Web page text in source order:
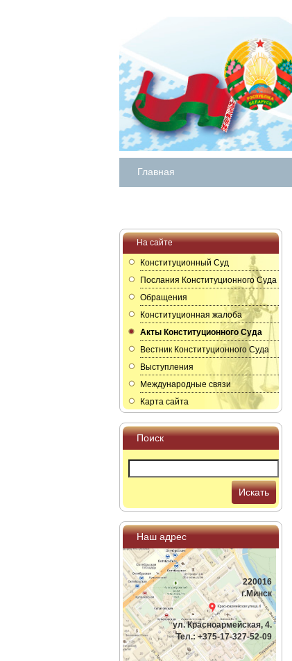
Главная
На сайте
Конституционный Суд
Послания Конституционного Суда
Обращения
Конституционная жалоба
Акты Конституционного Суда
Вестник Конституционного Суда
Выступления
Международные связи
Карта сайта
Поиск
Искать
Наш адрес
220016
г.Минск
ул. Красноармейская, 4.
Тел.: +375-17-327-52-09